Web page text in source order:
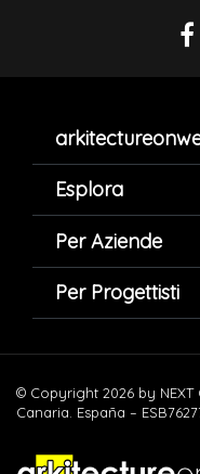
Esplora
Per Aziende
Per Progettisti
© Copyright 2026 by NEXT
Canaria. España –